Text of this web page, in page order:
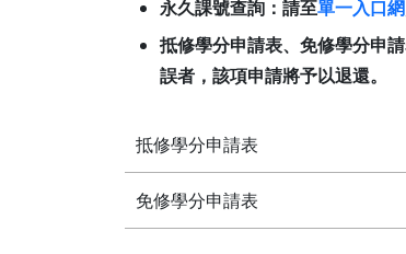
永久課號查詢：請至單一入口網
抵修學分申請表、免修學分申
誤者，該項申請將予以退還。
抵修學分申請表
免修學分申請表